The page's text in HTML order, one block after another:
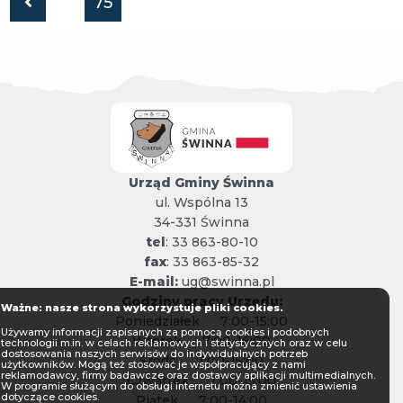
strona
Urząd Gminy Świnna
ul. Wspólna 13
34-331 Świnna
tel: 33 863-80-10
fax: 33 863-85-32
E-mail:ug@swinna.pl
Godziny pracy Urzędu:
Poniedziałek
7:00-15:00
Wtorek
7:00-16:00
Środa
7:00-15:00
Czwartek
7:00-15:00
Ważne: nasze strona wykorzystuje pliki cookies.
Używamy informacji zapisanych za pomocą cookies i podobnych
technologii m.in. w celach reklamowych i statystycznych oraz w celu
dostosowania naszych serwisów do indywidualnych potrzeb
użytkowników. Mogą też stosować je współpracujący z nami
reklamodawcy, firmy badawcze oraz dostawcy aplikacji multimedialnych.
W programie służącym do obsługi internetu można zmienić ustawienia
dotyczące cookies.